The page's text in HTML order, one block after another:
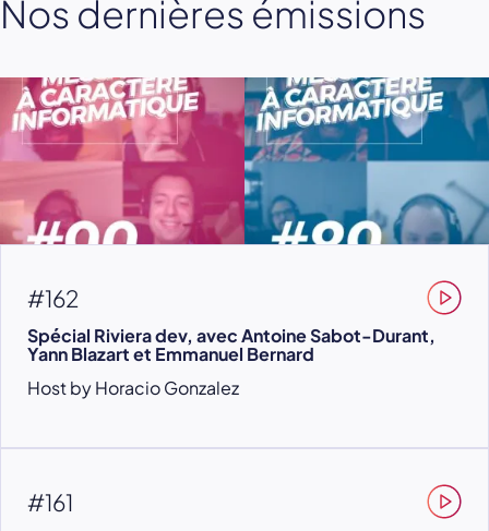
Nos dernières émissions
#162
Spécial Riviera dev, avec Antoine Sabot-Durant,
Yann Blazart et Emmanuel Bernard
Host by Horacio Gonzalez
#161